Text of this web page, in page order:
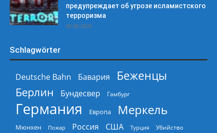
предупреждает об угрозе исламистского
терроризма
06.08.2026
Schlagwörter
Deutsche Bahn Бавария
Беженцы
Берлин
Бундесвер Гамбург
Германия Европа Меркель
Мюнхен Пожар Россия США Турция Убийство